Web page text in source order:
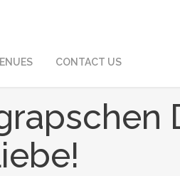
CONTACT US